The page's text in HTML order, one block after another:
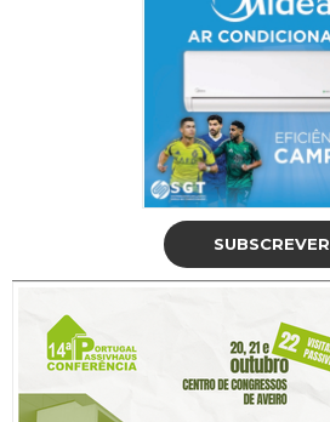
SUBSCREVER